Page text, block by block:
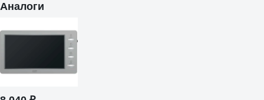
Аналоги